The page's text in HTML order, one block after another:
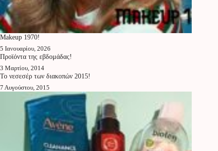
Makeup 1970!
5 Ιανουαρίου, 2026
Προϊόντα της εβδομάδας!
3 Μαρτίου, 2014
Το νεσεσέρ των διακοπών 2015!
7 Αυγούστου, 2015